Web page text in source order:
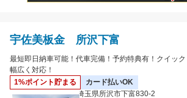
宇佐美板金 所沢下富
最短即日納車可能！代車完備！予約特典有！クイッ
幅広く対応！
1%ポイント貯まる
カード払いOK
埼玉県所沢市下富830-2